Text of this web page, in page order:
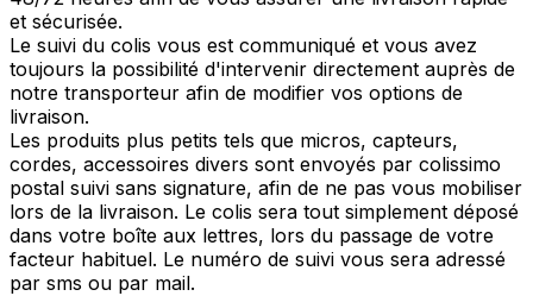
et sécurisée.
Le suivi du colis vous est communiqué et vous avez
toujours la possibilité d'intervenir directement auprès de
notre transporteur afin de modifier vos options de
livraison.
Les produits plus petits tels que micros, capteurs,
cordes, accessoires divers sont envoyés par colissimo
postal suivi sans signature, afin de ne pas vous mobiliser
lors de la livraison. Le colis sera tout simplement déposé
dans votre boîte aux lettres, lors du passage de votre
facteur habituel. Le numéro de suivi vous sera adressé
par sms ou par mail.